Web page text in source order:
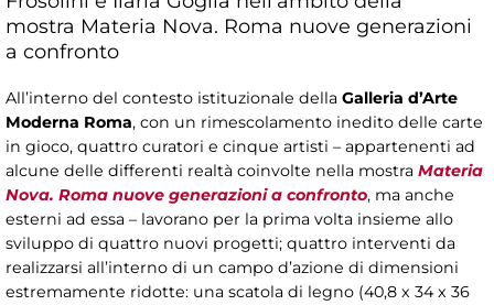
mostra Materia Nova. Roma nuove generazioni
a confronto
All’interno del contesto istituzionale della Galleria d’Arte
Moderna Roma, con un rimescolamento inedito delle carte
in gioco, quattro curatori e cinque artisti – appartenenti ad
alcune delle differenti realtà coinvolte nella mostra Materia
Nova. Roma nuove generazioni a confronto, ma anche
esterni ad essa – lavorano per la prima volta insieme allo
sviluppo di quattro nuovi progetti; quattro interventi da
realizzarsi all’interno di un campo d’azione di dimensioni
estremamente ridotte: una scatola di legno (40,8 x 34 x 36